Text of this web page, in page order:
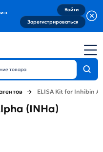
в
Войти
Зарегистрироваться
ELISA Kit for Inhibin
(INHa)